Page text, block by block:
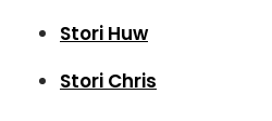
Stori Huw
Stori Chris